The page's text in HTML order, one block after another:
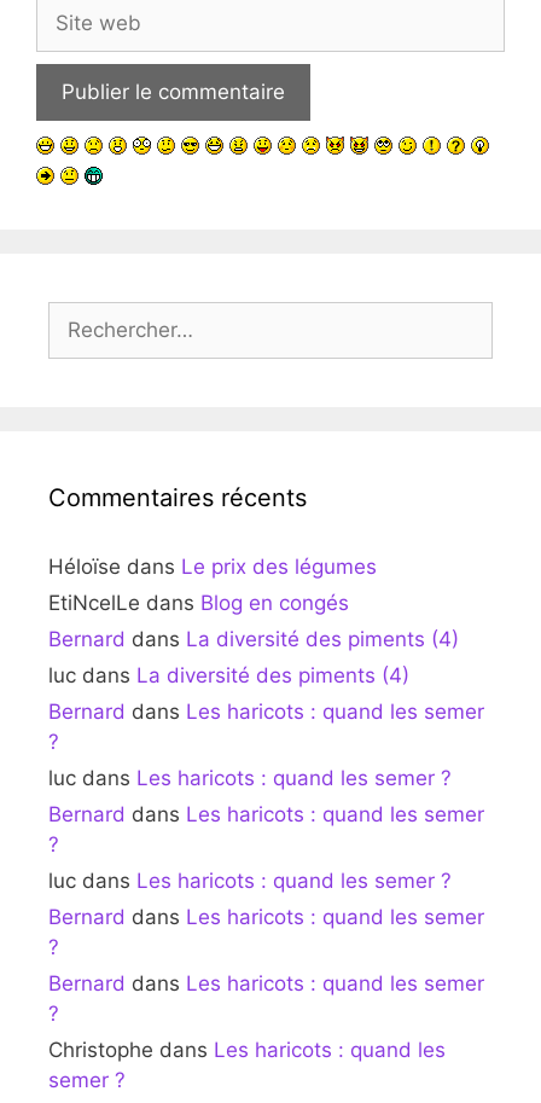
Site
web
Rechercher :
Commentaires récents
Héloïse dans Le prix des légumes
EtiNcelLe dans Blog en congés
Bernard dans La diversité des piments (4)
luc dans La diversité des piments (4)
Bernard dans Les haricots : quand les semer
?
luc dans Les haricots : quand les semer ?
Bernard dans Les haricots : quand les semer
?
luc dans Les haricots : quand les semer ?
Bernard dans Les haricots : quand les semer
?
Bernard dans Les haricots : quand les semer
?
Christophe dans Les haricots : quand les
semer ?